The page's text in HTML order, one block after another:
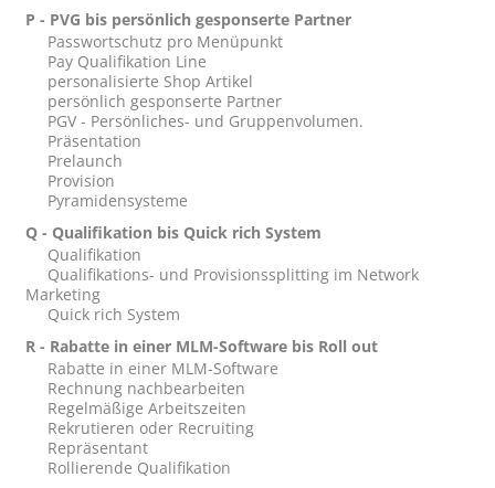
P - PVG bis persönlich gesponserte Partner
Passwortschutz pro Menüpunkt
Pay Qualifikation Line
personalisierte Shop Artikel
persönlich gesponserte Partner
PGV - Persönliches- und Gruppenvolumen.
Präsentation
Prelaunch
Provision
Pyramidensysteme
Q - Qualifikation bis Quick rich System
Qualifikation
Qualifikations- und Provisionssplitting im Network
Marketing
Quick rich System
R - Rabatte in einer MLM-Software bis Roll out
Rabatte in einer MLM-Software
Rechnung nachbearbeiten
Regelmäßige Arbeitszeiten
Rekrutieren oder Recruiting
Repräsentant
Rollierende Qualifikation